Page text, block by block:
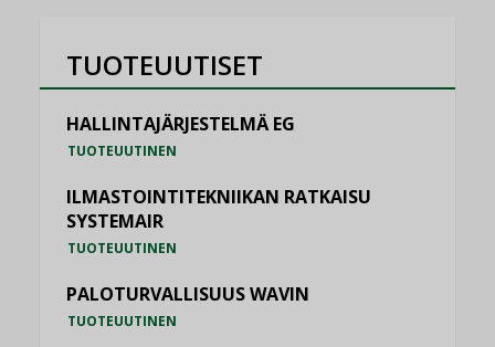
TUOTEUUTISET
HALLINTAJÄRJESTELMÄ EG
TUOTEUUTINEN
ILMASTOINTITEKNIIKAN RATKAISU
SYSTEMAIR
TUOTEUUTINEN
PALOTURVALLISUUS WAVIN
TUOTEUUTINEN